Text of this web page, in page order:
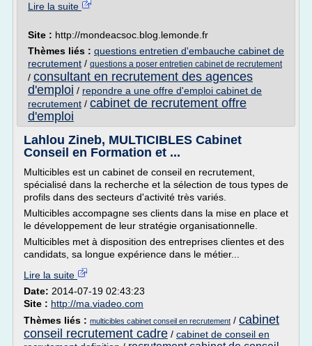
Lire la suite
Site : http://mondeacsoc.blog.lemonde.fr
Thèmes liés : questions entretien d'embauche cabinet de
recrutement / questions a poser entretien cabinet de recrutement
/ consultant en recrutement des agences
d'emploi / repondre a une offre d'emploi cabinet de
recrutement / cabinet de recrutement offre
d'emploi
Lahlou Zineb, MULTICIBLES Cabinet
Conseil en Formation et ...
Multicibles est un cabinet de conseil en recrutement,
spécialisé dans la recherche et la sélection de tous types de
profils dans des secteurs d'activité très variés.
Multicibles accompagne ses clients dans la mise en place et
le développement de leur stratégie organisationnelle.
Multicibles met à disposition des entreprises clientes et des
candidats, sa longue expérience dans le métier...
Lire la suite
Date: 2014-07-19 02:43:23
Site : http://ma.viadeo.com
Thèmes liés : multicibles cabinet conseil en recrutement / cabinet
conseil recrutement cadre / cabinet de conseil en